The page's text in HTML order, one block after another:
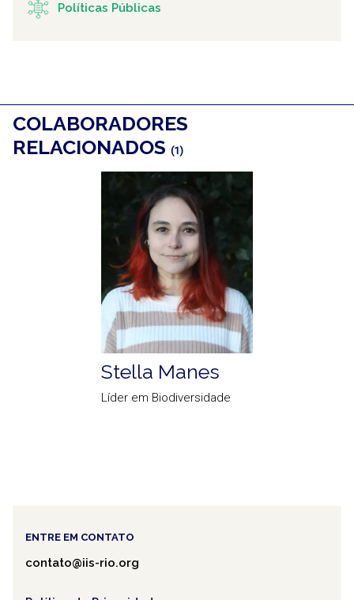
Políticas Públicas
COLABORADORES
RELACIONADOS (1)
Stella Manes
Líder em Biodiversidade
ENTRE EM CONTATO
contato@iis-rio.org